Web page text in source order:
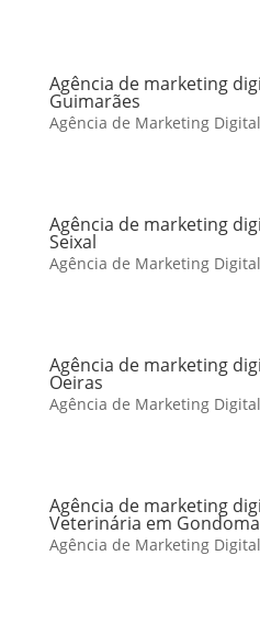
Agência de marketing
Guimarães
Agência de Marketing
Agência de marketing
Seixal
Agência de Marketing
Agência de marketing
Oeiras
Agência de Marketing
Agência de marketing
Veterinária em
Agência de Marketing